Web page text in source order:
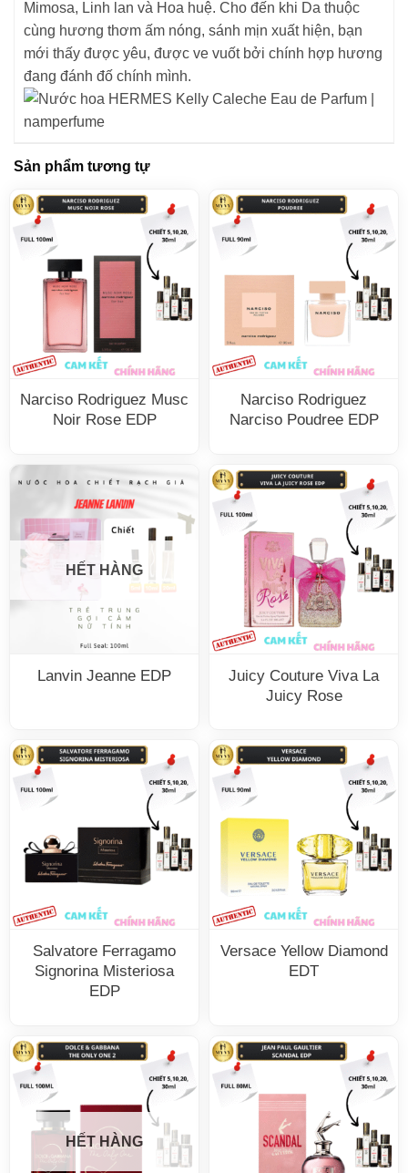
Mimosa, Linh lan và Hoa huệ. Cho đến khi Da thuộc
cùng hương thơm ấm nóng, sánh mịn xuất hiện, bạn
mới thấy được yêu, được ve vuốt bởi chính hợp hương
đang đánh đố chính mình.
Sản phẩm tương tự
Narciso Rodriguez Musc
Noir Rose EDP
Narciso Rodriguez
Narciso Poudree EDP
HẾT HÀNG
Lanvin Jeanne EDP
Juicy Couture Viva La
Juicy Rose
Salvatore Ferragamo
Signorina Misteriosa
EDP
Versace Yellow Diamond
EDT
HẾT HÀNG